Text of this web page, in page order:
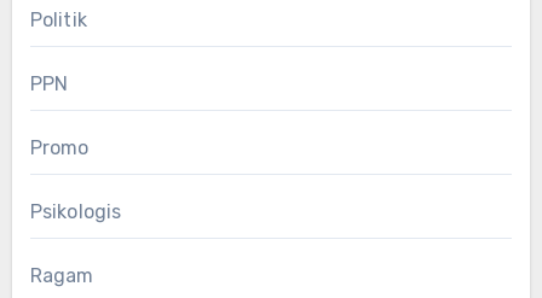
Politik
PPN
Promo
Psikologis
Ragam